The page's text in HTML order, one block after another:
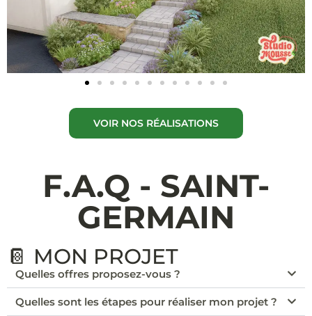
VOIR NOS RÉALISATIONS
F.A.Q - SAINT-
GERMAIN
📔 MON PROJET
Quelles offres proposez-vous ?
Quelles sont les étapes pour réaliser mon projet ?